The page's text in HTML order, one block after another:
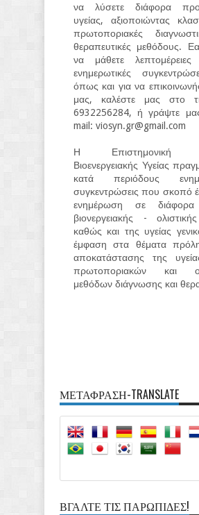
να λύσετε διάφορα
υγείας, αξιοποιώντας
πρωτοποριακές
θεραπευτικές μεθόδους.
να μάθετε λεπτομέρειες
ενημερωτικές
όπως και για να
μας, καλέστε μας στο
6932256284, ή γράψτε
mail: viosyn.gr@gmail.com
Η Επιστημονική
Βιοενεργειακής Υγείας
κατά περιόδους
συγκεντρώσεις που σκοπό
ενημέρωση σε διάφορα
βιονεργειακής -
καθώς και της υγείας
έμφαση στα θέματα
αποκατάστασης της
πρωτοποριακών και
μεθόδων διάγνωσης και
ΜΕΤΑΦΡΑΣΗ-TRANSLATE
ΒΓΑΛΤΕ ΤΙΣ ΠΑΡΩΠΙΔΕΣ!